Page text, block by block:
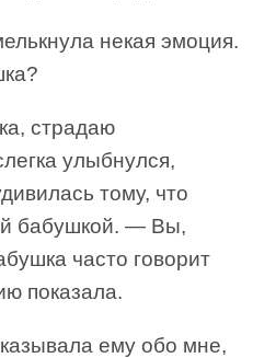
некая эмоция.
страдаю
улыбнулся,
тому, что
бабушкой. — Вы,
часто говорит
показала.
ему обо мне,